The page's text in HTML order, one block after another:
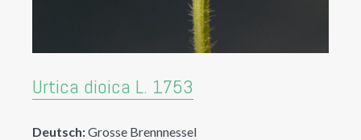
Urtica dioica L. 1753
Deutsch:Grosse Brennnessel